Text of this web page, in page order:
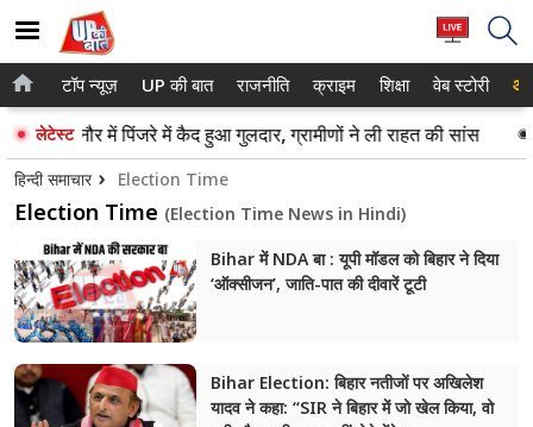
होम
टॉप न्यूज़
UP की बात
राजनीति
क्राइम
शिक्षा
वेब स्टोरी
टॉप न्यूज़ UP की बात राजनीति क्राइम शिक्षा वेब स्टोरी
लेटेस्ट
बिजनौर में पिंजरे में कैद हुआ गुलदार, ग्रामीणों ने ली राहत की सांस
हिन्दी समाचार Election Time
Election Time (Election Time News in Hindi)
Bihar में NDA बा : यूपी मॉडल को बिहार ने दिया
‘ऑक्सीजन’, जाति-पात की दीवारें टूटी
Bihar Election: बिहार नतीजों पर अखिलेश
यादव ने कहा: “SIR ने बिहार में जो खेल किया, वो
गाजियाबाद
लखनऊ
कानपुर
वाराणसी
आगरा
अयोध्या